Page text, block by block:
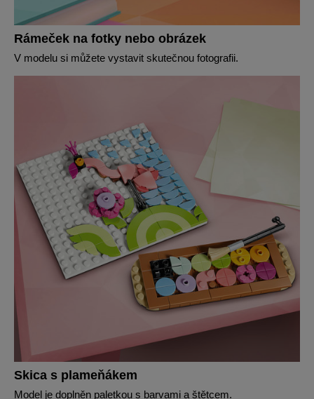
Rámeček na fotky nebo obrázek
V modelu si můžete vystavit skutečnou fotografii.
Skica s plameňákem
Model je doplněn paletkou s barvami a štětcem.